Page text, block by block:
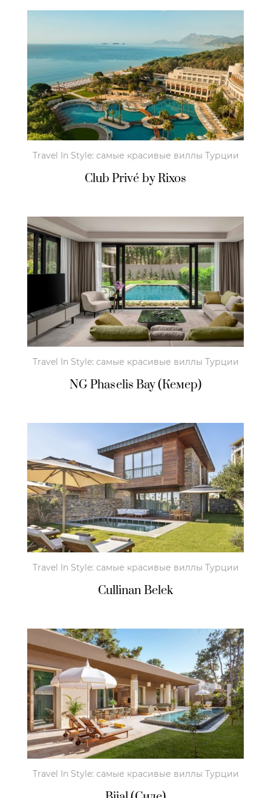
Travel In Style: самые красивые виллы Турции
Club Privé by Rixos
Travel In Style: самые красивые виллы Турции
NG Phaselis Bay (Кемер)
Travel In Style: самые красивые виллы Турции
Cullinan Belek
Travel In Style: самые красивые виллы Турции